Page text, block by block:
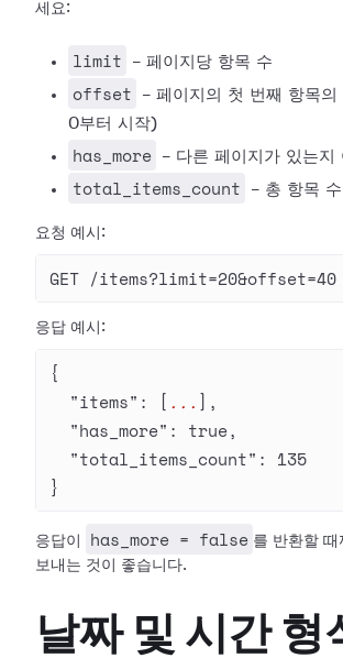
세요:
limit - 페이지당 항목 수
offset
- 페이지의 첫 번째 항목의
0부터 시작)
has_more - 다른 페이지가 있는지
total_items_count - 총 항목 수
요청 예시:
GET /items?limit=20&offset=40
응답 예시:
{
  "items"
: [ ... ],
  "has_more"
: true,
  "total_items_count"
: 135
}
응답이 has_more = false 를 반환할 때
보내는 것이 좋습니다.
날짜 및 시간 형